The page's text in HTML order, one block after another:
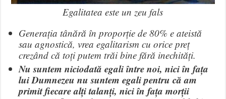
Egalitatea este un zeu fals
Generația tânără în proporție de 80% e ateistă
sau agnostică, vrea egalitarism cu orice preț
crezând că toți putem trăi bine fără inechități.
Nu suntem niciodată egali între noi, nici în fața
lui Dumnezeu nu suntem egali pentru că am
primit fiecare alți talanți, nici în fața morții